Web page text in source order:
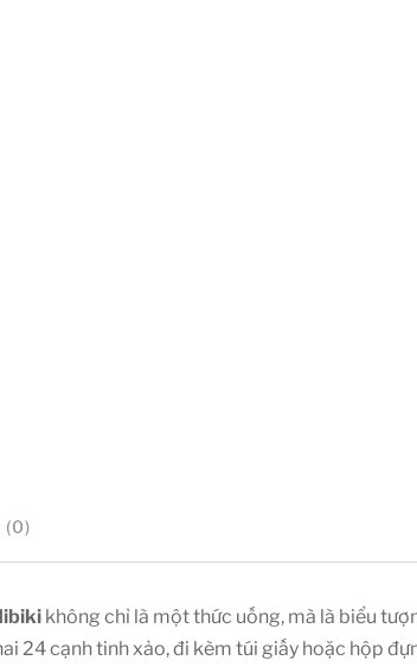
(0)
không chỉ là một thức uống, mà là biểu
24 cạnh tinh xảo, đi kèm túi giấy hoặc hộp